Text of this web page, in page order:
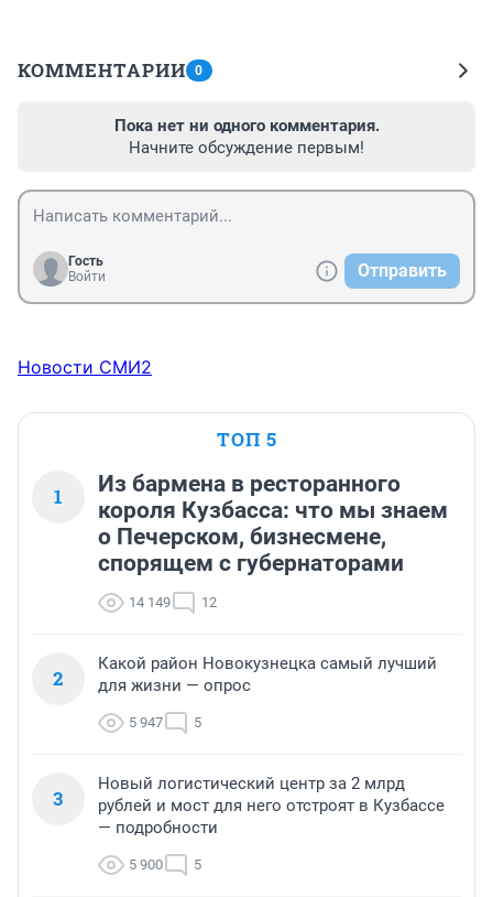
КОММЕНТАРИИ 0
Пока нет ни одного комментария.
Начните обсуждение первым!
Гость
Войти
Отправить
Новости СМИ2
ТОП 5
1
Из бармена в ресторанного
короля Кузбасса: что мы знаем
о Печерском, бизнесмене,
спорящем с губернаторами
14 149 12
2
Какой район Новокузнецка самый лучший
для жизни — опрос
5 947 5
3
Новый логистический центр за 2 млрд
рублей и мост для него отстроят в Кузбассе
— подробности
5 900 5